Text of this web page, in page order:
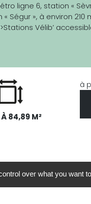
ligne 6, station «
Ségur », à environ 210
Vélib’
À 84,89 M²
à
1 140 000 €
over what you want